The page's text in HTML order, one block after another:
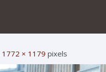
1772 × 1179 pixels